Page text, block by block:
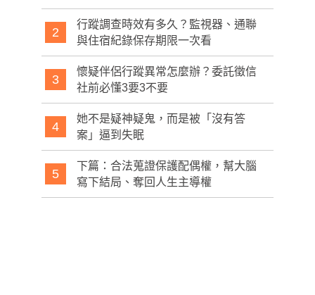
2
行蹤調查時效有多久？監視器、通聯
與住宿紀錄保存期限一次看
3
懷疑伴侶行蹤異常怎麼辦？委託徵信
社前必懂3要3不要
4
她不是疑神疑鬼，而是被「沒有答
案」逼到失眠
5
下篇：合法蒐證保護配偶權，幫大腦
寫下結局、奪回人生主導權